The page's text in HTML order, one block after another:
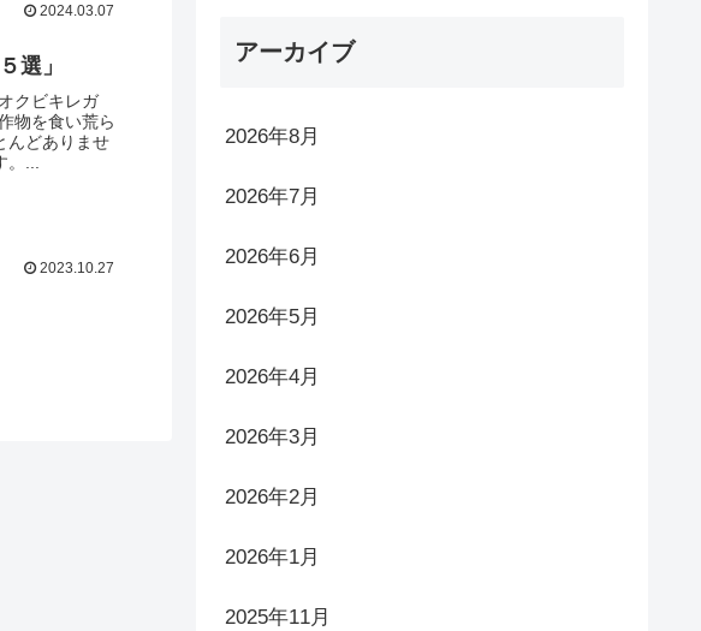
2024.03.07
選」
クビキレガ
物を食い荒ら
んどありませ
...
2023.10.27
アーカイブ
2026年8月
2026年7月
2026年6月
2026年5月
2026年4月
2026年3月
2026年2月
2026年1月
2025年11月